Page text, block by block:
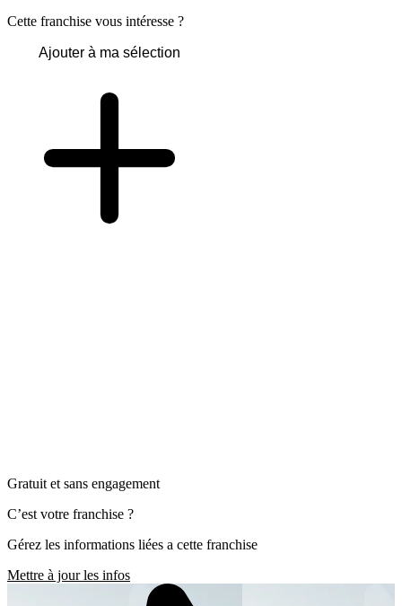
Cette franchise vous intéresse ?
Ajouter à ma sélection
Gratuit et sans engagement
C’est votre franchise ?
Gérez les informations liées a cette franchise
Mettre à jour les infos